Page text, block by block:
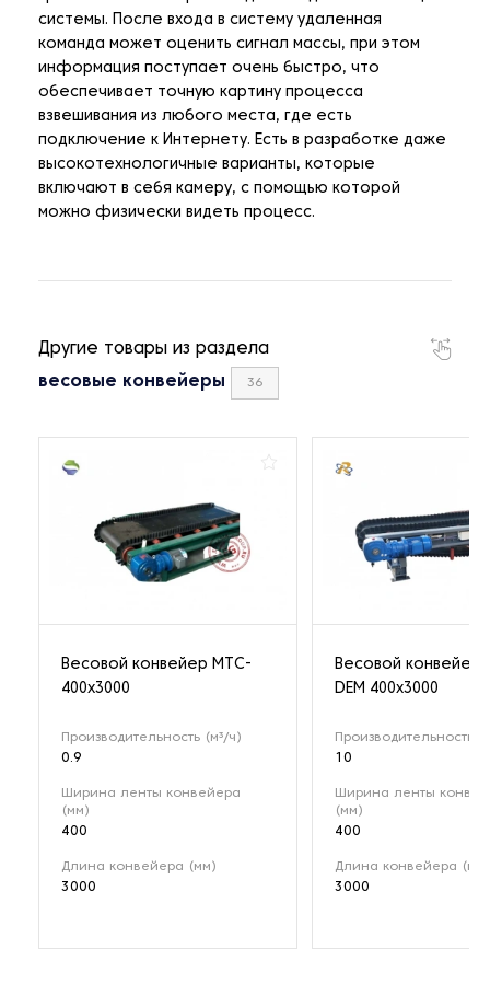
системы. После входа в систему удаленная
команда может оценить сигнал массы, при этом
информация поступает очень быстро, что
обеспечивает точную картину процесса
взвешивания из любого места, где есть
подключение к Интернету. Есть в разработке даже
высокотехнологичные варианты, которые
включают в себя камеру, с помощью которой
можно физически видеть процесс.
Другие товары из раздела
весовые конвейеры 36
Весовой конвейер MTC-
400x3000
Производительность (м³/ч)
0.9
Ширина ленты конвейера
(мм)
400
Длина конвейера (мм)
3000
Весовой конвейер
DEM 400х3000
Производительность
10
Ширина ленты
(мм)
400
Длина конвейера (мм)
3000